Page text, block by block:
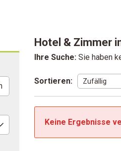
Hotel & Zimmer
Ihre Suche: Sie haben
Sortieren:
Keine Ergebnisse